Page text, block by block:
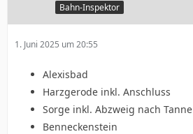
Bahn-Inspektor
1. Juni 2025 um 20:55
Alexisbad
Harzgerode inkl. Anschluss
Sorge inkl. Abzweig nach Tanne
Benneckenstein